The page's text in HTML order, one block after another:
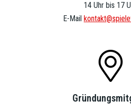
14 Uhr bis 17
E-Mail